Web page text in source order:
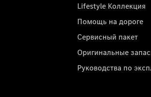
Lifestyle Коллекция
Помощь на дороге
Сервисный пакет
Оригинальные
Руководства по